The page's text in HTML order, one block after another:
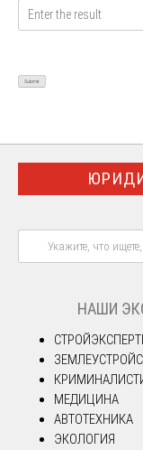
НАШИ
МЕДИЦИНА
АВТОТЕХНИКА
ЭКОЛОГИЯ